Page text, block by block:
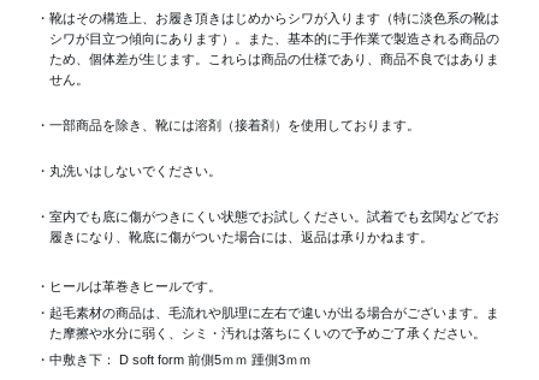
・靴はその構造上、お履き頂きはじめからシワが入ります（特に淡色系の靴は
シワが目立つ傾向にあります）。また、基本的に手作業で製造される商品の
ため、個体差が生じます。これらは商品の仕様であり、商品不良ではありま
せん。
・一部商品を除き、靴には溶剤（接着剤）を使用しております。
・丸洗いはしないでください。
・室内でも底に傷がつきにくい状態でお試しください。試着でも玄関などでお
履きになり、靴底に傷がついた場合には、返品は承りかねます。
・ヒールは革巻きヒールです。
・起毛素材の商品は、毛流れや肌理に左右で違いが出る場合がございます。ま
た摩擦や水分に弱く、シミ・汚れは落ちにくいので予めご了承ください。
・中敷き下： D soft form 前側5ｍｍ 踵側3ｍｍ